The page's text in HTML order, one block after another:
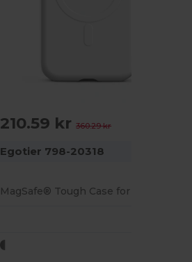
210.59 kr360.29 kr
Egotier 798-20318